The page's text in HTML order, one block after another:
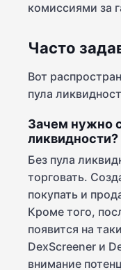
комиссиями за
Часто
Вот
пула
Зачем нужно
ликвидности?
Без пула
торговать.
покупать и
Кроме того,
появится на
DexScreener и
внимание